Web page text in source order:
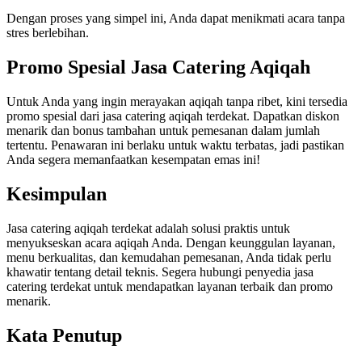
Dengan proses yang simpel ini, Anda dapat menikmati acara tanpa
stres berlebihan.
Promo Spesial Jasa Catering Aqiqah
Untuk Anda yang ingin merayakan aqiqah tanpa ribet, kini tersedia
promo spesial dari jasa catering aqiqah terdekat. Dapatkan diskon
menarik dan bonus tambahan untuk pemesanan dalam jumlah
tertentu. Penawaran ini berlaku untuk waktu terbatas, jadi pastikan
Anda segera memanfaatkan kesempatan emas ini!
Kesimpulan
Jasa catering aqiqah terdekat adalah solusi praktis untuk
menyukseskan acara aqiqah Anda. Dengan keunggulan layanan,
menu berkualitas, dan kemudahan pemesanan, Anda tidak perlu
khawatir tentang detail teknis. Segera hubungi penyedia jasa
catering terdekat untuk mendapatkan layanan terbaik dan promo
menarik.
Kata Penutup